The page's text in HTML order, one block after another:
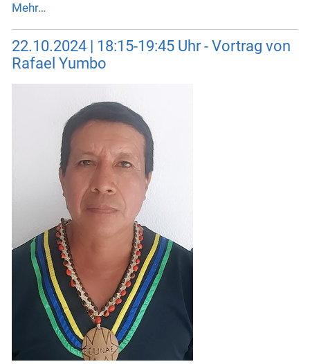
Mehr…
22.10.2024 | 18:15-19:45 Uhr - Vortrag von
Rafael Yumbo